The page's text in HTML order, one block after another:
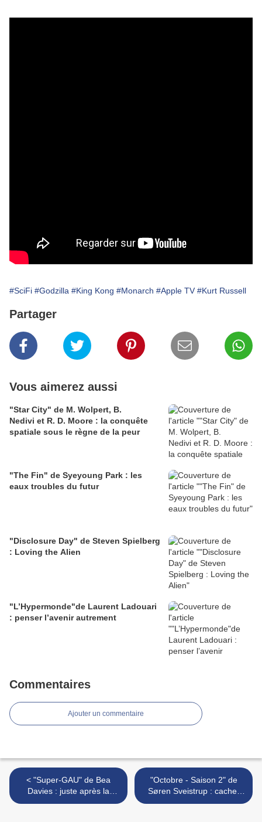
#SciFi #Godzilla #King Kong #Monarch #Apple TV #Kurt Russell
Partager
Vous aimerez aussi
"Star City" de M. Wolpert, B.
Nedivi et R. D. Moore : la conquête
spatiale sous le règne de la peur
"The Fin" de Syeyoung Park : les
eaux troubles du futur
"Disclosure Day" de Steven Spielberg
: Loving the Alien
"L’Hypermonde"de Laurent Ladouari
: penser l’avenir autrement
Commentaires
Ajouter un commentaire
< "Super-GAU" de Bea
Davies : juste après la
vague…
"Octobre - Saison 2" de
Søren Sveistrup : cache-
cache >